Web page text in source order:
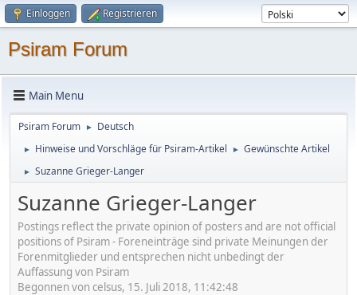
Einloggen Registrieren
Psiram Forum
Main Menu
Psiram Forum ► Deutsch
► Hinweise und Vorschläge für Psiram-Artikel ► Gewünschte Artikel
► Suzanne Grieger-Langer
Suzanne Grieger-Langer
Postings reflect the private opinion of posters and are not official
positions of Psiram - Foreneinträge sind private Meinungen der
Forenmitglieder und entsprechen nicht unbedingt der
Auffassung von Psiram
Begonnen von celsus, 15. Juli 2018, 11:42:48